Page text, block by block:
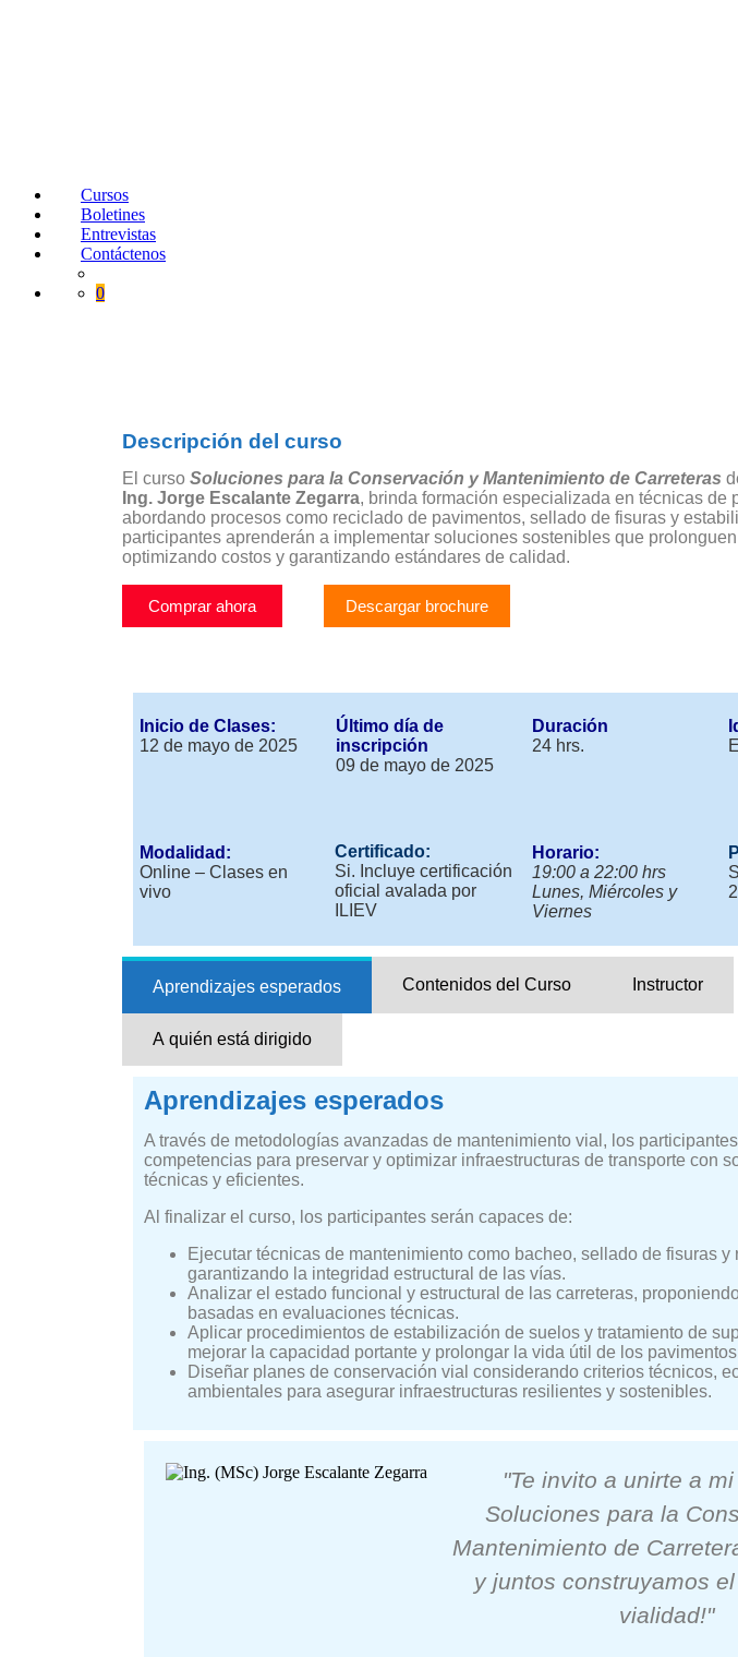
Cursos
Boletines
Entrevistas
Contáctenos
0
Descripción del curso
El curso Soluciones para la Conservación y Mantenimiento de Carreteras
Ing. Jorge Escalante Zegarra, brinda formación especializada en técnicas de
abordando procesos como reciclado de pavimentos, sellado de fisuras y
participantes aprenderán a implementar soluciones sostenibles que
optimizando costos y garantizando estándares de calidad.
Comprar ahora Descargar brochure
Inicio de Clases:
12 de mayo de 2025
Modalidad:
Online – Clases en
vivo
Último día de
inscripción
09 de mayo de 2025
Certificado:
Si. Incluye certificación
oficial avalada por
ILIEV
Duración
24 hrs.
Horario:
19:00 a 22:00 hrs
Lunes, Miércoles y
Viernes
Aprendizajes esperados Contenidos del Curso Instructor
A quién está dirigido
Aprendizajes esperados
A través de metodologías avanzadas de mantenimiento vial, los
competencias para preservar y optimizar infraestructuras de transporte con
técnicas y eficientes.
Al finalizar el curso, los participantes serán capaces de:
Ejecutar técnicas de mantenimiento como bacheo, sellado de fisuras y
garantizando la integridad estructural de las vías.
Analizar el estado funcional y estructural de las carreteras,
basadas en evaluaciones técnicas.
Aplicar procedimientos de estabilización de suelos y tratamiento de
mejorar la capacidad portante y prolongar la vida útil de los
Diseñar planes de conservación vial considerando criterios técnicos,
ambientales para asegurar infraestructuras resilientes y sostenibles.
"Te invito a unirte a
Soluciones para la
Mantenimiento de
y juntos construyamos
vialidad!"